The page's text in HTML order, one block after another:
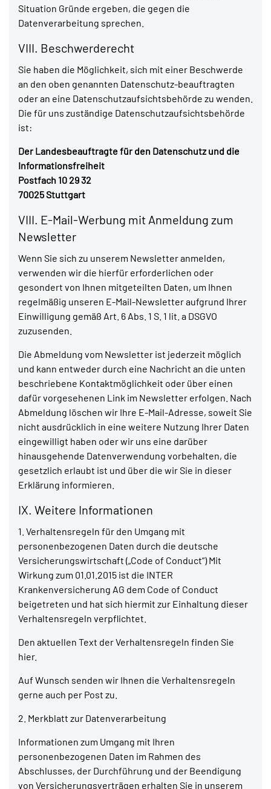
Situation Gründe ergeben, die gegen die
Datenverarbeitung sprechen.
VIII. Beschwerderecht
Sie haben die Möglichkeit, sich mit einer Beschwerde
an den oben genannten Datenschutz-beauftragten
oder an eine Datenschutzaufsichtsbehörde zu wenden.
Die für uns zuständige Datenschutzaufsichtsbehörde
ist:
Der Landesbeauftragte für den Datenschutz und die
Informationsfreiheit
Postfach 10 29 32
70025 Stuttgart
VIII. E-Mail-Werbung mit Anmeldung zum
Newsletter
Wenn Sie sich zu unserem Newsletter anmelden,
verwenden wir die hierfür erforderlichen oder
gesondert von Ihnen mitgeteilten Daten, um Ihnen
regelmäßig unseren E-Mail-Newsletter aufgrund Ihrer
Einwilligung gemäß Art. 6 Abs. 1 S. 1 lit. a DSGVO
zuzusenden.
Die Abmeldung vom Newsletter ist jederzeit möglich
und kann entweder durch eine Nachricht an die unten
beschriebene Kontaktmöglichkeit oder über einen
dafür vorgesehenen Link im Newsletter erfolgen. Nach
Abmeldung löschen wir Ihre E-Mail-Adresse, soweit Sie
nicht ausdrücklich in eine weitere Nutzung Ihrer Daten
eingewilligt haben oder wir uns eine darüber
hinausgehende Datenverwendung vorbehalten, die
gesetzlich erlaubt ist und über die wir Sie in dieser
Erklärung informieren.
IX. Weitere Informationen
1. Verhaltensregeln für den Umgang mit
personenbezogenen Daten durch die deutsche
Versicherungswirtschaft („Code of Conduct“) Mit
Wirkung zum 01.01.2015 ist die INTER
Krankenversicherung AG dem Code of Conduct
beigetreten und hat sich hiermit zur Einhaltung dieser
Verhaltensregeln verpflichtet.
Den aktuellen Text der Verhaltensregeln finden Sie
hier.
Auf Wunsch senden wir Ihnen die Verhaltensregeln
gerne auch per Post zu.
2. Merkblatt zur Datenverarbeitung
Informationen zum Umgang mit Ihren
personenbezogenen Daten im Rahmen des
Abschlusses, der Durchführung und der Beendigung
von Versicherungsverträgen erhalten Sie in unserem